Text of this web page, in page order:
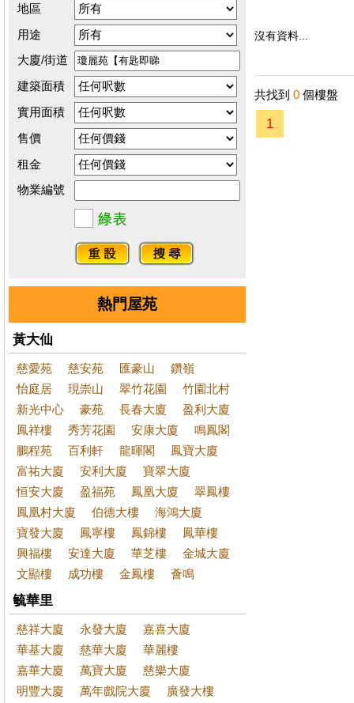
地區
用途
大廈/街道
建築面積
實用面積
售價
租金
物業編號
熱門屋苑
黃大仙
慈愛苑 慈安苑 匯豪山
鑽嶺
怡庭居
現崇山 翠竹花園
竹園北村
新光中心
豪苑 長春大廈
盈利大廈
鳳祥樓
秀芳花園 安康大廈
鳴鳳閣
鵬程苑
百利軒 龍暉閣
鳳寶大廈
富祐大廈
安利大廈
寶翠大廈
恒安大廈
盈福苑 鳳凰大廈
翠鳳樓
鳳凰村大廈
伯德大樓
海鴻大廈
寶發大廈
鳳寧樓 鳳錦樓
鳳華樓
興福樓
安達大廈 華芝樓
金城大廈
文顯樓
成功樓 金鳳樓 薈鳴
毓華里
慈祥大廈 永發大廈
嘉喜大廈
華基大廈
慈華大廈
華麗樓
嘉華大廈
萬寶大廈
慈樂大廈
明豐大廈
萬年戲院大廈
廣發大樓
沒有資料...
共找到 0 個樓盤
1